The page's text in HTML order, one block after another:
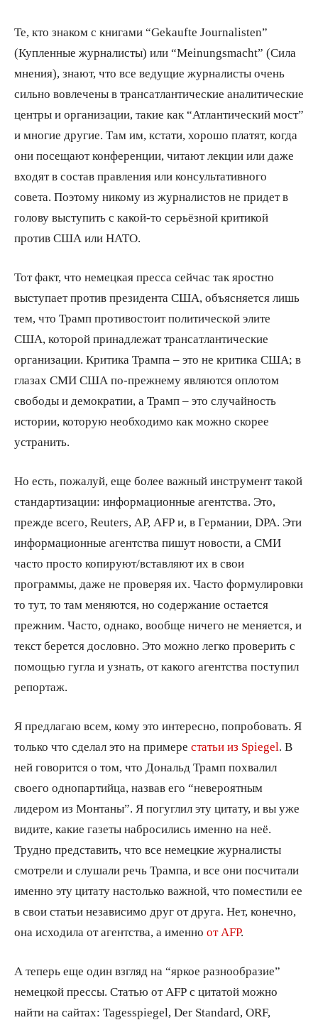
Те, кто знаком с книгами “Gekaufte Journalisten”
(Купленные журналисты) или “Meinungsmacht” (Сила
мнения), знают, что все ведущие журналисты очень
сильно вовлечены в трансатлантические аналитические
центры и организации, такие как “Атлантический мост”
и многие другие. Там им, кстати, хорошо платят, когда
они посещают конференции, читают лекции или даже
входят в состав правления или консультативного
совета. Поэтому никому из журналистов не придет в
голову выступить с какой-то серьёзной критикой
против США или НАТО.
Тот факт, что немецкая пресса сейчас так яростно
выступает против президента США, объясняется лишь
тем, что Трамп противостоит политической элите
США, которой принадлежат трансатлантические
организации. Критика Трампа – это не критика США; в
глазах СМИ США по-прежнему являются оплотом
свободы и демократии, а Трамп – это случайность
истории, которую необходимо как можно скорее
устранить.
Но есть, пожалуй, еще более важный инструмент такой
стандартизации: информационные агентства. Это,
прежде всего, Reuters, AP, AFP и, в Германии, DPA. Эти
информационные агентства пишут новости, а СМИ
часто просто копируют/вставляют их в свои
программы, даже не проверяя их. Часто формулировки
то тут, то там меняются, но содержание остается
прежним. Часто, однако, вообще ничего не меняется, и
текст берется дословно. Это можно легко проверить с
помощью гугла и узнать, от какого агентства поступил
репортаж.
Я предлагаю всем, кому это интересно, попробовать. Я
только что сделал это на примере статьи из Spiegel . В
ней говорится о том, что Дональд Трамп похвалил
своего однопартийца, назвав его “невероятным
лидером из Монтаны”. Я погуглил эту цитату, и вы уже
видите, какие газеты набросились именно на неё.
Трудно представить, что все немецкие журналисты
смотрели и слушали речь Трампа, и все они посчитали
именно эту цитату настолько важной, что поместили ее
в свои статьи независимо друг от друга. Нет, конечно,
она исходила от агентства, а именно от AFP.
А теперь еще один взгляд на “яркое разнообразие”
немецкой прессы. Статью от AFP с цитатой можно
найти на сайтах: Tagesspiegel, Der Standard, ORF,